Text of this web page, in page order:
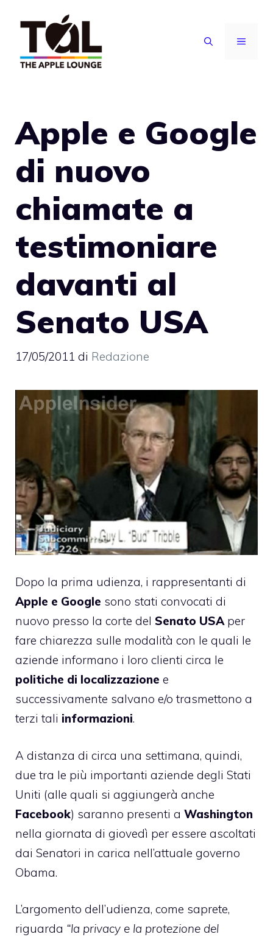
contenuto
MENU
Apple e Google
di nuovo
chiamate a
testimoniare
davanti al
Senato USA
17/05/2011 di Redazione
Dopo la prima udienza, i rappresentanti di
Apple e Google sono stati convocati di
nuovo presso la corte del Senato USAper
fare chiarezza sulle modalità con le quali le
aziende informano i loro clienti circa le
politiche di localizzazione e
successivamente salvano e/o trasmettono a
terzi tali informazioni.
A distanza di circa una settimana, quindi,
due tra le più importanti aziende degli Stati
Uniti (alle quali si aggiungerà anche
Facebook) saranno presenti a Washington
nella giornata di giovedì per essere ascoltati
dai Senatori in carica nell’attuale governo
Obama.
L’argomento dell’udienza, come saprete,
riguarda “la privacy e la protezione del